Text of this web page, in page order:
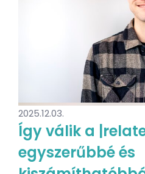
2025.12.03.
Így válik a
egyszerűbbé és